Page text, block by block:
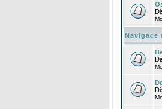
Navigace